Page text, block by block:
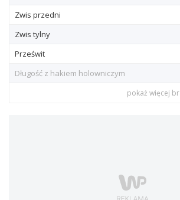
Zwis przedni
Zwis tylny
Prześwit
Długość z hakiem holowniczym
pokaż więcej